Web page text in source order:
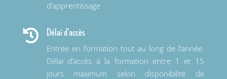
d’apprentissage
 Délai d'accès
Entrée en formation tout au long de l’année.
Délai d’accès à la formation entre 1 et 15
jours maximum selon disponibilité de